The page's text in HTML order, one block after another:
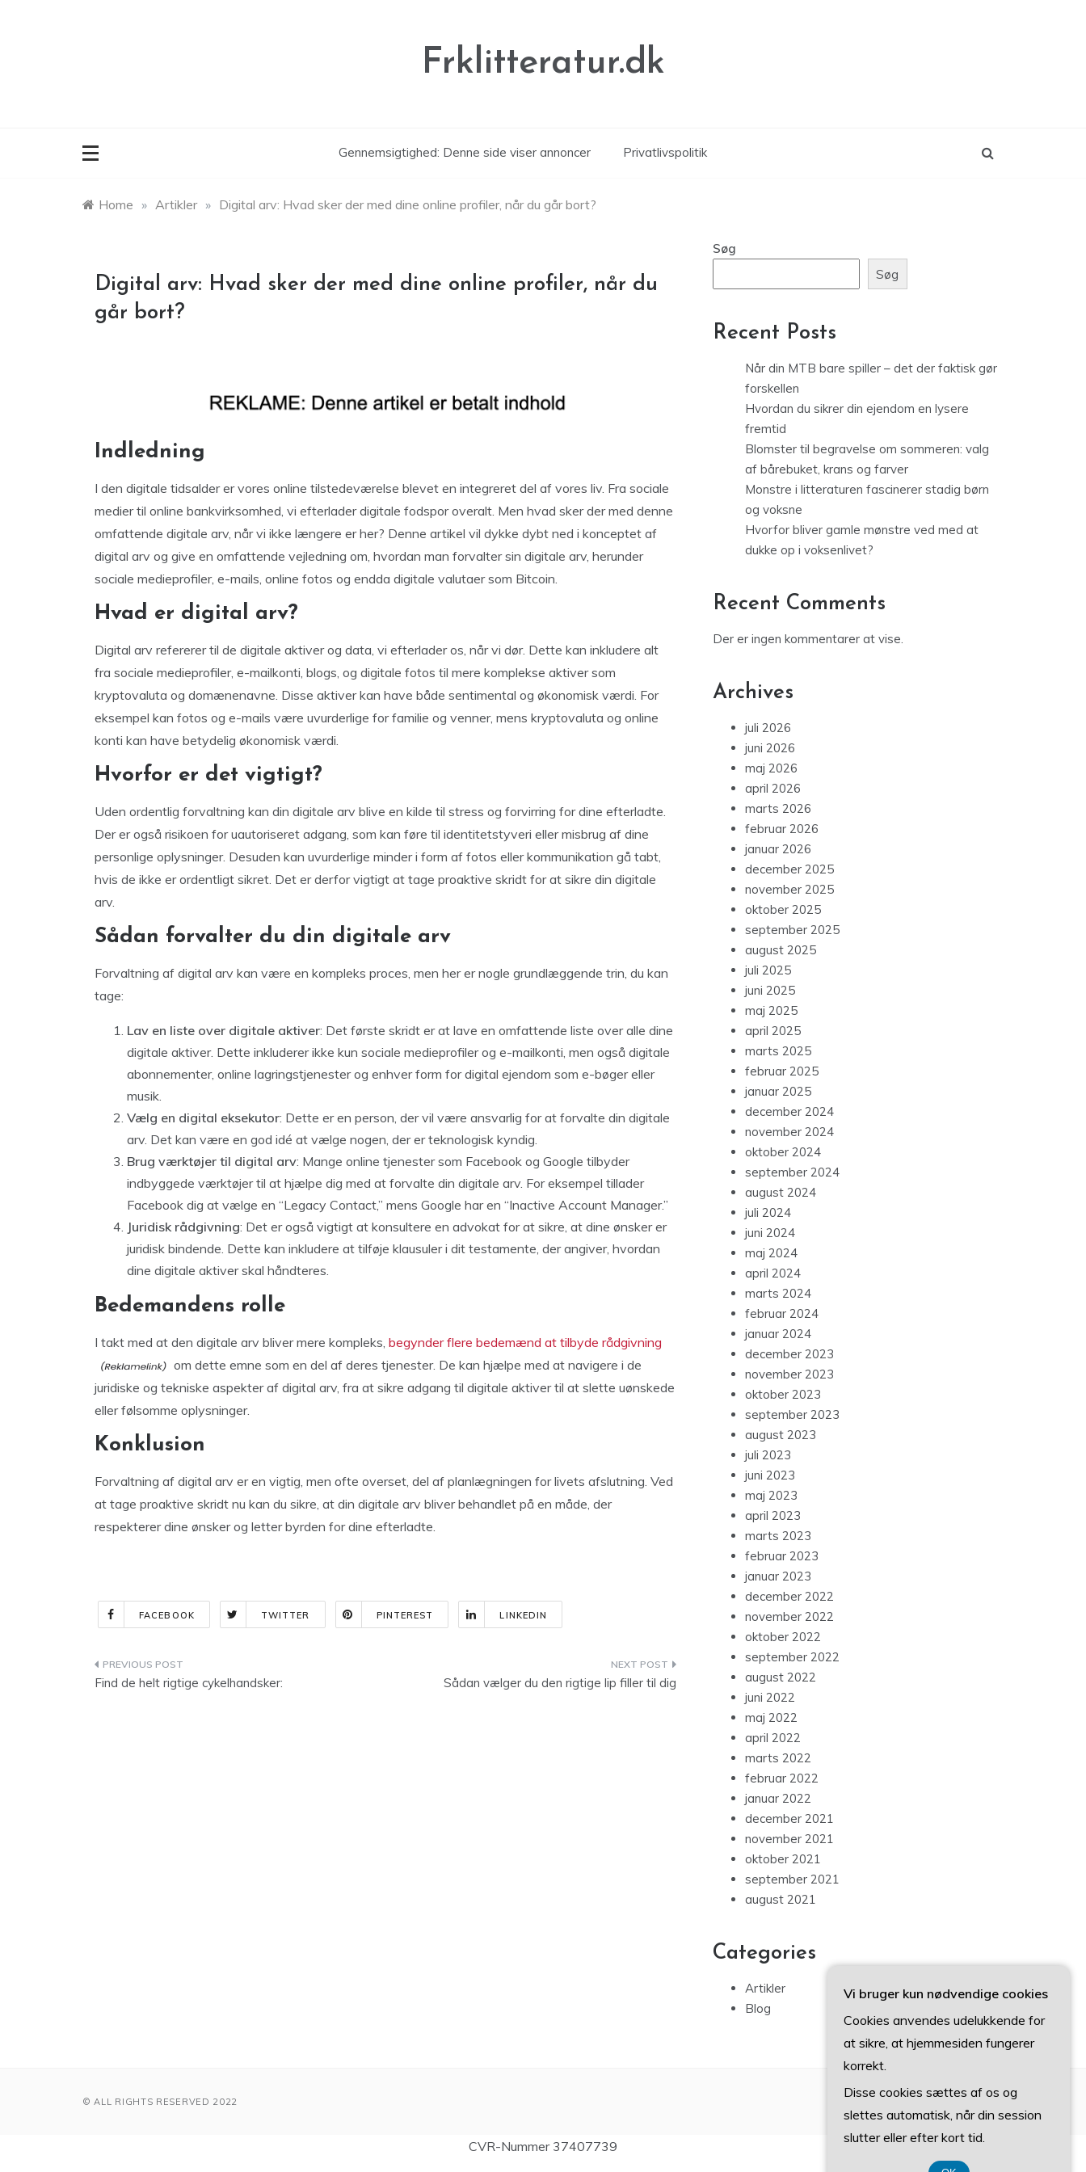
Frklitteratur.dk
Gennemsigtighed: Denne side viser annoncer Privatlivspolitik
Home » Artikler » Digital arv: Hvad sker der med dine online profiler, når du går bort?
Digital arv: Hvad sker der med dine online profiler, når du
går bort?
Indledning
I den digitale tidsalder er vores online tilstedeværelse blevet en integreret del af vores liv. Fra sociale
medier til online bankvirksomhed, vi efterlader digitale fodspor overalt. Men hvad sker der med denne
omfattende digitale arv, når vi ikke længere er her? Denne artikel vil dykke dybt ned i konceptet af
digital arv og give en omfattende vejledning om, hvordan man forvalter sin digitale arv, herunder
sociale medieprofiler, e-mails, online fotos og endda digitale valutaer som Bitcoin.
Hvad er digital arv?
Digital arv refererer til de digitale aktiver og data, vi efterlader os, når vi dør. Dette kan inkludere alt
fra sociale medieprofiler, e-mailkonti, blogs, og digitale fotos til mere komplekse aktiver som
kryptovaluta og domænenavne. Disse aktiver kan have både sentimental og økonomisk værdi. For
eksempel kan fotos og e-mails være uvurderlige for familie og venner, mens kryptovaluta og online
konti kan have betydelig økonomisk værdi.
Hvorfor er det vigtigt?
Uden ordentlig forvaltning kan din digitale arv blive en kilde til stress og forvirring for dine efterladte.
Der er også risikoen for uautoriseret adgang, som kan føre til identitetstyveri eller misbrug af dine
personlige oplysninger. Desuden kan uvurderlige minder i form af fotos eller kommunikation gå tabt,
hvis de ikke er ordentligt sikret. Det er derfor vigtigt at tage proaktive skridt for at sikre din digitale
arv.
Sådan forvalter du din digitale arv
Forvaltning af digital arv kan være en kompleks proces, men her er nogle grundlæggende trin, du kan
tage:
Lav en liste over digitale aktiver: Det første skridt er at lave en omfattende liste over alle dine
digitale aktiver. Dette inkluderer ikke kun sociale medieprofiler og e-mailkonti, men også digitale
abonnementer, online lagringstjenester og enhver form for digital ejendom som e-bøger eller
musik.
Vælg en digital eksekutor: Dette er en person, der vil være ansvarlig for at forvalte din digitale
arv. Det kan være en god idé at vælge nogen, der er teknologisk kyndig.
Brug værktøjer til digital arv: Mange online tjenester som Facebook og Google tilbyder
indbyggede værktøjer til at hjælpe dig med at forvalte din digitale arv. For eksempel tillader
Facebook dig at vælge en “Legacy Contact,” mens Google har en “Inactive Account Manager.”
Juridisk rådgivning: Det er også vigtigt at konsultere en advokat for at sikre, at dine ønsker er
juridisk bindende. Dette kan inkludere at tilføje klausuler i dit testamente, der angiver, hvordan
dine digitale aktiver skal håndteres.
Bedemandens rolle
I takt med at den digitale arv bliver mere kompleks, begynder flere bedemænd at tilbyde rådgivning
om dette emne som en del af deres tjenester. De kan hjælpe med at navigere i de
juridiske og tekniske aspekter af digital arv, fra at sikre adgang til digitale aktiver til at slette uønskede
eller følsomme oplysninger.
Konklusion
Forvaltning af digital arv er en vigtig, men ofte overset, del af planlægningen for livets afslutning. Ved
at tage proaktive skridt nu kan du sikre, at din digitale arv bliver behandlet på en måde, der
respekterer dine ønsker og letter byrden for dine efterladte.
FACEBOOK TWITTER PINTEREST LINKEDIN
Indlægsnavigation
Find de helt rigtige cykelhandsker: Sådan vælger du den rigtige lip filler til dig
Søg
Søg
Recent Posts
Når din MTB bare spiller – det der faktisk gør
forskellen
Hvordan du sikrer din ejendom en lysere
fremtid
Blomster til begravelse om sommeren: valg
af bårebuket, krans og farver
Monstre i litteraturen fascinerer stadig børn
og voksne
Hvorfor bliver gamle mønstre ved med at
dukke op i voksenlivet?
Recent Comments
Der er ingen kommentarer at vise.
Archives
juli 2026
juni 2026
maj 2026
april 2026
marts 2026
februar 2026
januar 2026
december 2025
november 2025
oktober 2025
september 2025
august 2025
juli 2025
juni 2025
maj 2025
april 2025
marts 2025
februar 2025
januar 2025
december 2024
november 2024
oktober 2024
september 2024
august 2024
juli 2024
juni 2024
maj 2024
april 2024
marts 2024
februar 2024
januar 2024
december 2023
november 2023
oktober 2023
september 2023
august 2023
juli 2023
juni 2023
maj 2023
april 2023
marts 2023
februar 2023
januar 2023
december 2022
november 2022
oktober 2022
september 2022
august 2022
juni 2022
maj 2022
april 2022
marts 2022
februar 2022
januar 2022
december 2021
november 2021
oktober 2021
september 2021
august 2021
Categories
Artikler
Blog
© ALL RIGHTS RESERVED 2022
CVR-Nummer 37407739
Vi bruger kun nødvendige cookies
Cookies anvendes udelukkende for
at sikre, at hjemmesiden fungerer
korrekt.
Disse cookies sættes af os og
slettes automatisk, når din session
slutter eller efter kort tid.